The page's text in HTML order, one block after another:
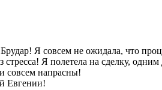
Я совсем не ожидала, что
стресса! Я полетела на сделку,
совсем напрасны!
Евгении!